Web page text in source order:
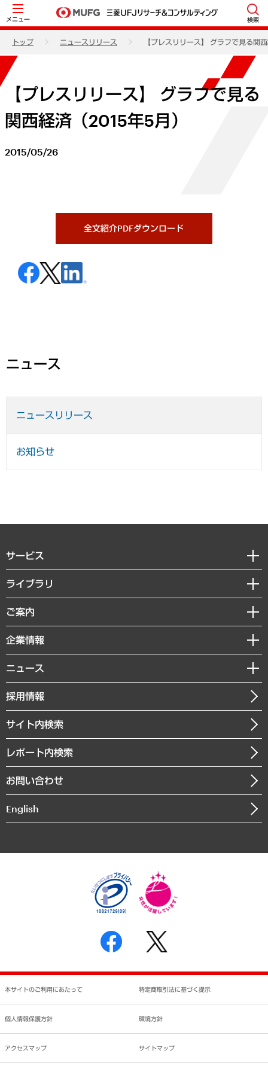
メニュー 検索
トップ ニュースリリース 【プレスリリース】 グラフで見る関
【プレスリリース】 グラフで見る
関西経済（2015年5月）
2015/05/26
全文紹介PDFダウンロード
ニュース
ニュースリリース
お知らせ
サービス
経営戦略
組織・人事戦略
デジタルイノベーション
共生・ダイバーシティ
GRC（ガバナンス・リスク・コンプライアンス）・防災（政策）
経済・産業・雇用・労働
まちづくり・観光・交通・スポーツ・スマートシティ
自然資源・農林水産業・食料システム
ライブラリ
経済調査
レポート
コラム
経営用語集
受託・受注実績（官公庁関連）
メディア掲載・出演
ご案内
セミナー・イベント情報
MUFGビジネスセミナー
受託案件情報
企業情報
私たちの想い
社長メッセージ
会社概要
沿革
組織図・本部部室紹介
インドネシア現地法人
個人情報保護方針
反社会的勢力に対する基本方針
書面による個人情報の開示等の請求の手続きについて
ニュース
ニュースリリース
お知らせ
採用情報
サイト内検索
レポート内検索
お問い合わせ
English
本サイトのご利用にあたって 特定商取引法に基づく提示
個人情報保護方針 環境方針
アクセスマップ サイトマップ